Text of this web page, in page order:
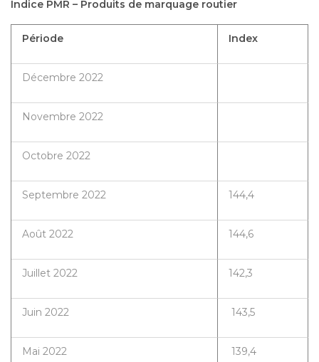
Indice PMR – Produits de marquage routier
Période Index
Décembre 2022
Novembre 2022
Octobre 2022
Septembre 2022 144,4
Août 2022 144,6
Juillet 2022 142,3
Juin 2022 143,5
Mai 2022 139,4